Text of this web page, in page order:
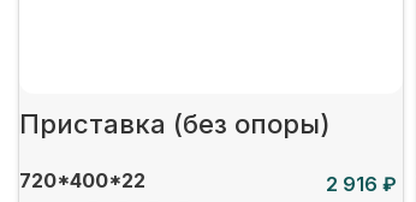
Приставка (без опоры)
720*400*22
₽